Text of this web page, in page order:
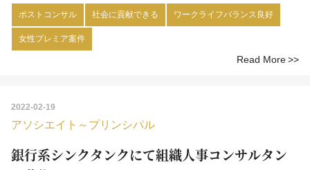
ポストコンサル 社会に貢献できる ワークライフバランス良好
女性プレミア案件
Read More
2022-02-19
アソシエイト～プリンシパル
銀行系シンクタンクにて組織人事コンサルタン